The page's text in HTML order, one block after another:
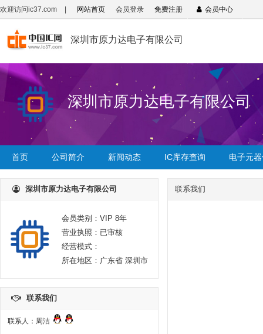
欢迎访问ic37.com 网站首页 会员登录 免费注册 会员中心
深圳市原力达电子有限公司
深圳市原力达电子有限公司
首页 公司简介 新闻动态 IC库存查询 电子元
深圳市原力达电子有限公司
会员类别：VIP 8年
营业执照：已审核
经营模式：
所在地区：广东省 深圳市
联系我们
联系人：周洁
联系我们